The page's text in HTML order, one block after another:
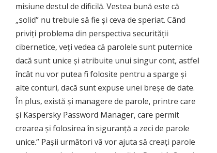
misiune destul de dificilă. Vestea bună este că
„solid” nu trebuie să fie și ceva de speriat. Când
priviți problema din perspectiva securității
cibernetice, veți vedea că parolele sunt puternice
dacă sunt unice și atribuite unui singur cont, astfel
încât nu vor putea fi folosite pentru a sparge și
alte conturi, dacă sunt expuse unei breșe de date.
În plus, există și managere de parole, printre care
și Kaspersky Password Manager, care permit
crearea și folosirea în siguranță a zeci de parole
unice.” Pașii următori vă vor ajuta să creați parole